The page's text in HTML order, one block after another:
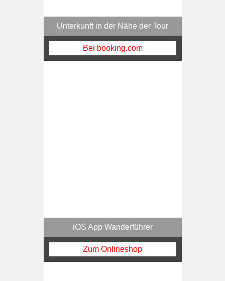
Unterkunft in der Nähe der Tour
Bei booking.com
iOS App Wanderführer
Zum Onlineshop